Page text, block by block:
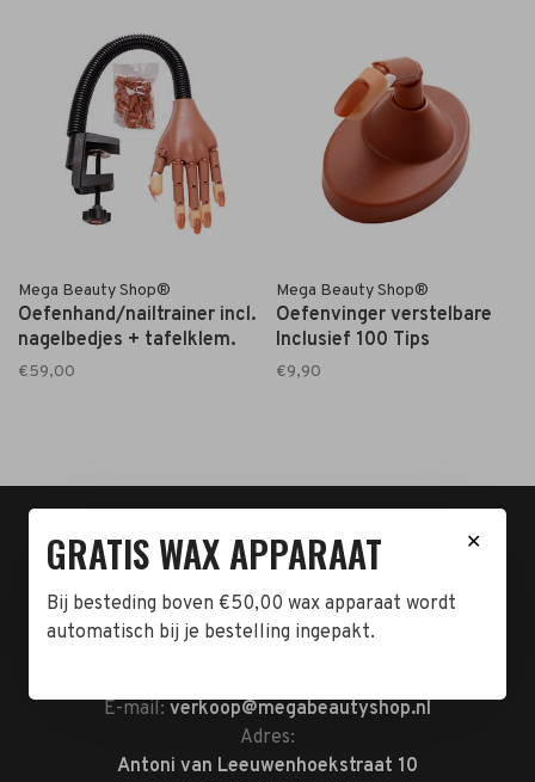
Mega Beauty Shop®
Oefenhand/nailtrainer incl.
nagelbedjes + tafelklem.
€59,00
Mega Beauty Shop®
Oefenvinger verstelbare
Inclusief 100 Tips
€9,90
t.n.v. Cartero Zwijndrecht.
IBAN : NL23ABNA0478555466
BTW-NL858962676B01
KVK-72047070
E-mail: verkoop@megabeautyshop.nl
Adres:
Antoni van Leeuwenhoekstraat 10
✕
GRATIS WAX APPARAAT
Bij besteding boven €50,00 wax apparaat wordt
automatisch bij je bestelling ingepakt.